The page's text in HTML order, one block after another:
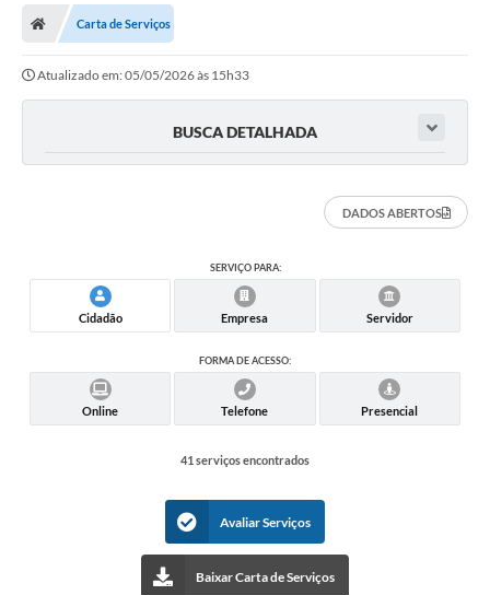
Carta de Serviços
Atualizado em: 05/05/2026 às 15h33
BUSCA DETALHADA
DADOS ABERTOS
SERVIÇO PARA:
Cidadão Empresa Servidor
FORMA DE ACESSO:
Online Telefone Presencial
41 serviços encontrados
Avaliar Serviços
Baixar Carta de Serviços